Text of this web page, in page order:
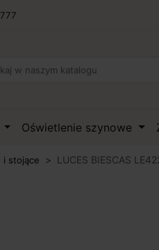
Oświetlenie szynowe
i stojące LUCES BIESCAS